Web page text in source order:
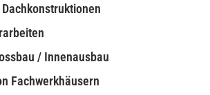
/ Innenausbau
Fachwerkhäusern